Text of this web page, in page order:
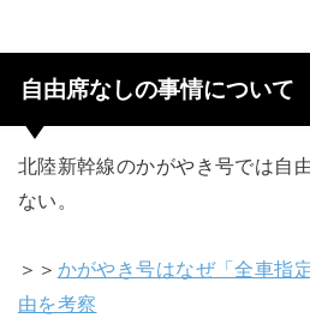
自由席なしの事情について
北陸新幹線のかがやき号では自
ない。
＞＞ かがやき号はなぜ「全車指
由を考察